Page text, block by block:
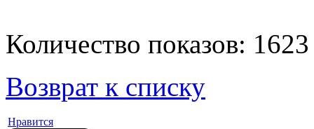
Количество показов: 1623
Возврат к списку
Нравится